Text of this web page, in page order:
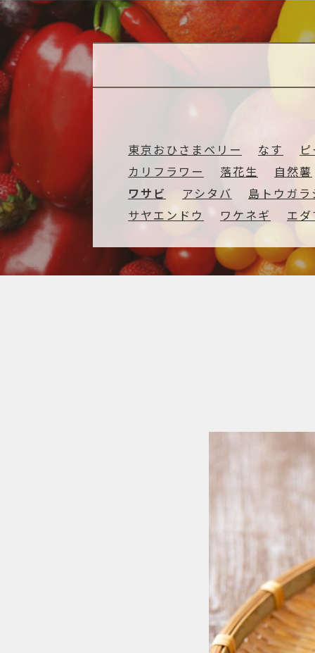
東京おひさまベリー なす
カリフラワー
落花生
自然薯
ワサビ
アシタバ
島トウガラ
サヤエンドウ
ワケネギ エ